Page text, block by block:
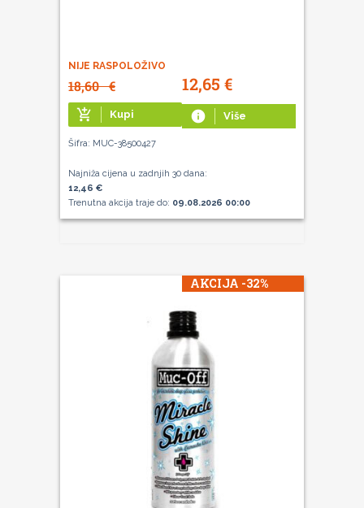
NIJE RASPOLOŽIVO
18,60€ 12,65 €
add_shopping_cart Kupi info Više
Šifra: MUC-38500427
Najniža cijena u zadnjih 30 dana:
12,46 €
Trenutna akcija traje do: 09.08.2026 00:00
AKCIJA -32%